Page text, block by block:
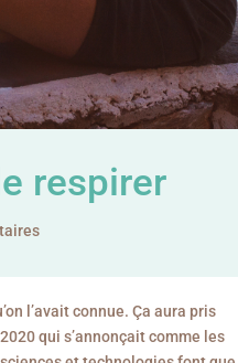
respirer
l’avait connue. Ça aura pris
qui s’annonçait comme les